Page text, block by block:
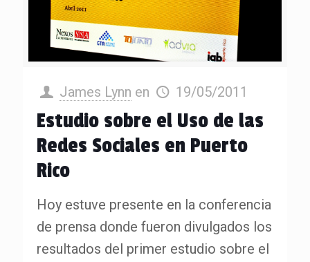
James Lynn en 19/05/2011
Estudio sobre el Uso de las
Redes Sociales en Puerto
Rico
Hoy estuve presente en la conferencia
de prensa donde fueron divulgados los
resultados del primer estudio sobre el